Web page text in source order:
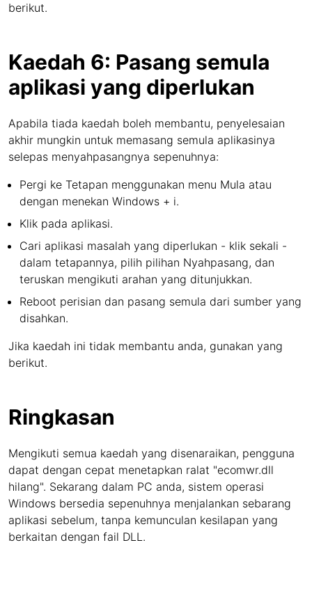
berikut.
Kaedah 6: Pasang semula
aplikasi yang diperlukan
Apabila tiada kaedah boleh membantu, penyelesaian
akhir mungkin untuk memasang semula aplikasinya
selepas menyahpasangnya sepenuhnya:
Pergi ke Tetapan menggunakan menu Mula atau
dengan menekan Windows + i.
Klik pada aplikasi.
Cari aplikasi masalah yang diperlukan - klik sekali -
dalam tetapannya, pilih pilihan Nyahpasang, dan
teruskan mengikuti arahan yang ditunjukkan.
Reboot perisian dan pasang semula dari sumber yang
disahkan.
Jika kaedah ini tidak membantu anda, gunakan yang
berikut.
Ringkasan
Mengikuti semua kaedah yang disenaraikan, pengguna
dapat dengan cepat menetapkan ralat "ecomwr.dll
hilang". Sekarang dalam PC anda, sistem operasi
Windows bersedia sepenuhnya menjalankan sebarang
aplikasi sebelum, tanpa kemunculan kesilapan yang
berkaitan dengan fail DLL.